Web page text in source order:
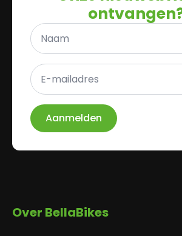
Naam
E-
mailadres
*
Aanmelden
Over BellaBikes